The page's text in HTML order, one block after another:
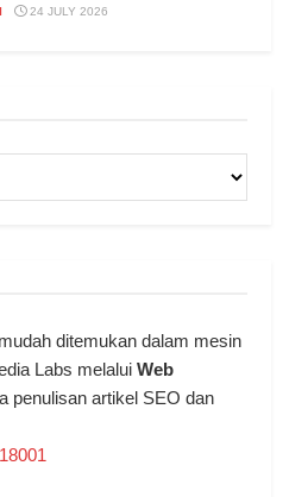
24 JULY 2026
ditemukan dalam mesin
Labs melalui Web
penulisan artikel SEO dan